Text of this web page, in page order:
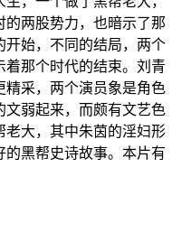
的两股势力，也暗示了那
开始，不同的结局，两个
着那个时代的结束。刘青
精采，两个演员象是角色
文弱起来，而颇有文艺色
老大，其中朱茵的淫妇形
的黑帮史诗故事。本片有